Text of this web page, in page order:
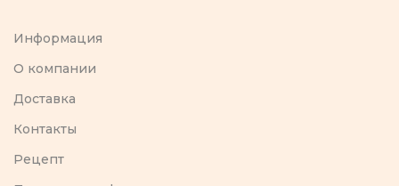
Информация
O компании
Доставка
Контакты
Рецепт